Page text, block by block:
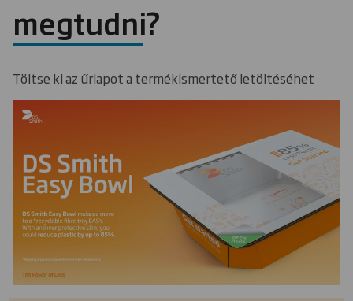
megtudni?
Töltse ki az űrlapot a termékismertető letöltéséhet